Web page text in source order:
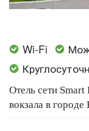
Wi-Fi
Отель сети
вокзала в городе